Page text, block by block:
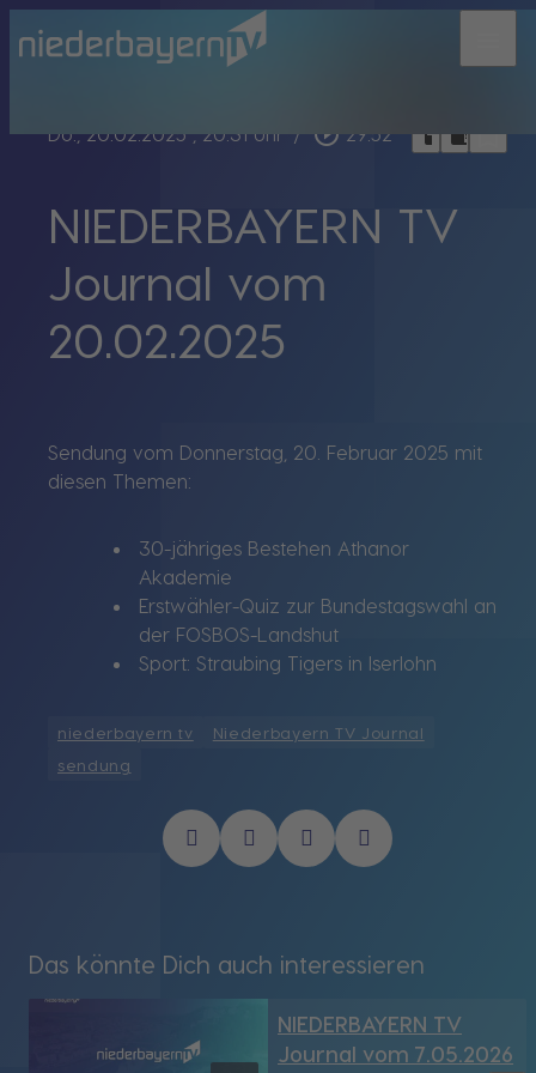
Do., 20.02.2025, 20:31 Uhr / play_circle_outline 29:52 headphoneschrome_reader_modebookmark_border
NIEDERBAYERN TV
Journal vom
20.02.2025
Sendung vom Donnerstag, 20. Februar 2025 mit
diesen Themen:
30-jähriges Bestehen Athanor
Akademie
Erstwähler-Quiz zur Bundestagswahl an
der FOSBOS-Landshut
Sport: Straubing Tigers in Iserlohn
niederbayern tv
Niederbayern TV Journal
sendung
Das könnte Dich auch interessieren
NIEDERBAYERN TV
Journal vom 7.05.2026